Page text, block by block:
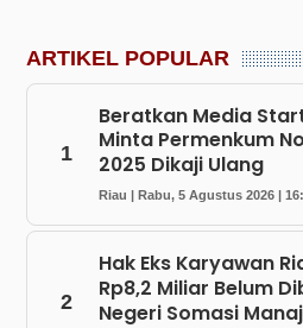
ARTIKEL POPULAR
1
Beratkan Media
Minta Permenkum
2025 Dikaji Ulang
Riau | Rabu, 5 Agustus 2026 |
2
Hak Eks Karyawan
Rp8,2 Miliar Belum
Negeri Somasi